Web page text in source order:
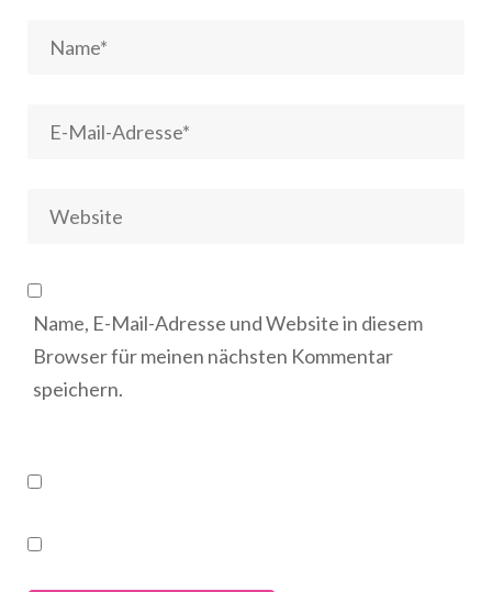
Name, E-Mail-Adresse und Website in diesem
Browser für meinen nächsten Kommentar
speichern.